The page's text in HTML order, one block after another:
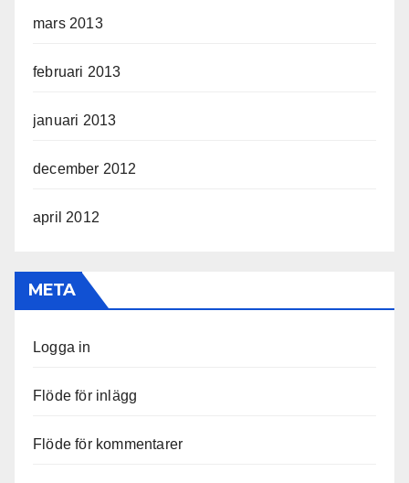
mars 2013
februari 2013
januari 2013
december 2012
april 2012
META
Logga in
Flöde för inlägg
Flöde för kommentarer